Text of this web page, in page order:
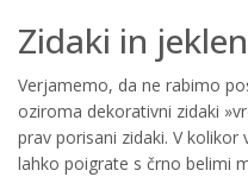
Zidaki in
Verjamemo, da ne rabimo
oziroma dekorativni zidaki
prav porisani zidaki. V
lahko poigrate s črno belimi